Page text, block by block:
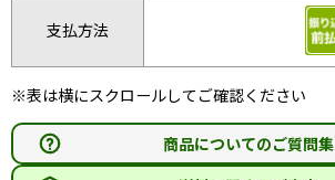
支払方法
※表は横にスクロールしてご確認ください
商品についてのご質問集